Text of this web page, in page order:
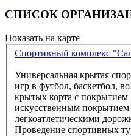
СПИСОК
Показать на карте
Спортивный комплекс
Универсальная крытая
игр в футбол, баскетбол,
крытых корта с
искусственным покрытием
легкоатлетическими
Проведение спортивных